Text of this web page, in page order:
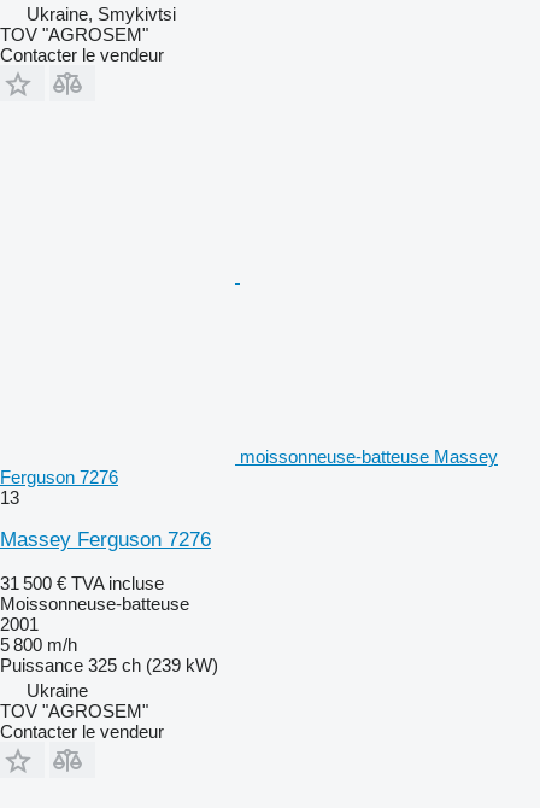
Ukraine, Smykivtsi
TOV "AGROSEM"
Contacter le vendeur
moissonneuse-batteuse Massey
Ferguson 7276
13
Massey Ferguson 7276
31 500 € TVA incluse
Moissonneuse-batteuse
2001
5 800 m/h
Puissance 325 ch (239 kW)
Ukraine
TOV "AGROSEM"
Contacter le vendeur